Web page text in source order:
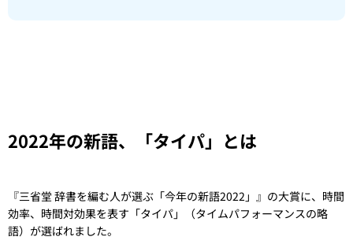
2022年の新語、「タイパ」とは
『三省堂 辞書を編む人が選ぶ「今年の新語2022」』の大賞に、時間
効率、時間対効果を表す「タイパ」（タイムパフォーマンスの略
語）が選ばれました。